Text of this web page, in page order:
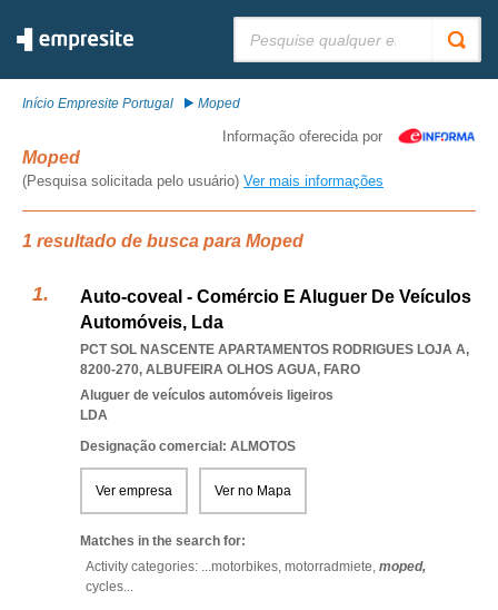
Início Empresite Portugal Moped
Informação oferecida por
Moped
(Pesquisa solicitada pelo usuário) Ver mais informações
1 resultado de busca para Moped
Auto-coveal - Comércio E Aluguer De Veículos
Automóveis, Lda
PCT SOL NASCENTE APARTAMENTOS RODRIGUES LOJA A,
8200-270, ALBUFEIRA OLHOS AGUA, FARO
Aluguer de veículos automóveis ligeiros
LDA
Designação comercial: ALMOTOS
Ver empresa Ver no Mapa
Matches in the search for:
Activity categories: ...motorbikes, motorradmiete, moped,
cycles...